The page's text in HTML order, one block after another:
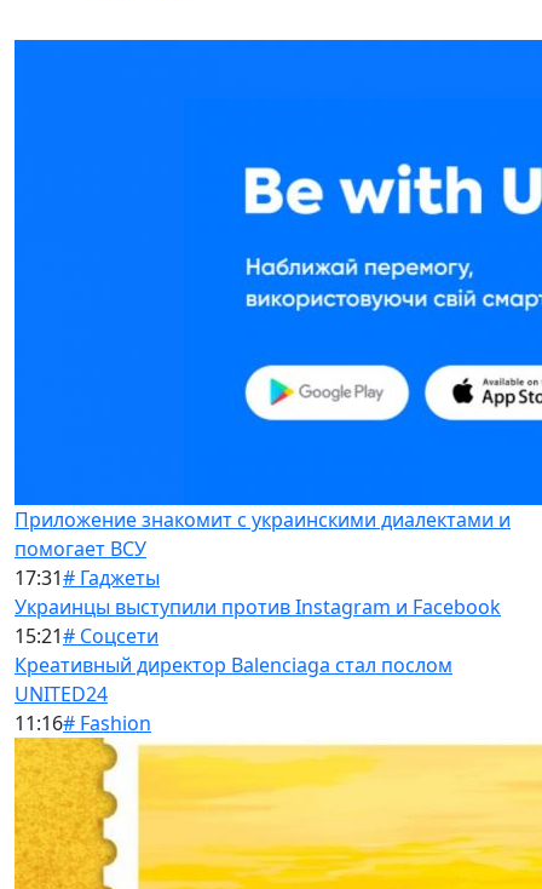
Приложение знакомит с украинскими диалектами и
помогает ВСУ
17:31# Гаджеты
Украинцы выступили против Instagram и Facebook
15:21# Соцсети
Креативный директор Balenciaga стал послом
UNITED24
11:16# Fashion